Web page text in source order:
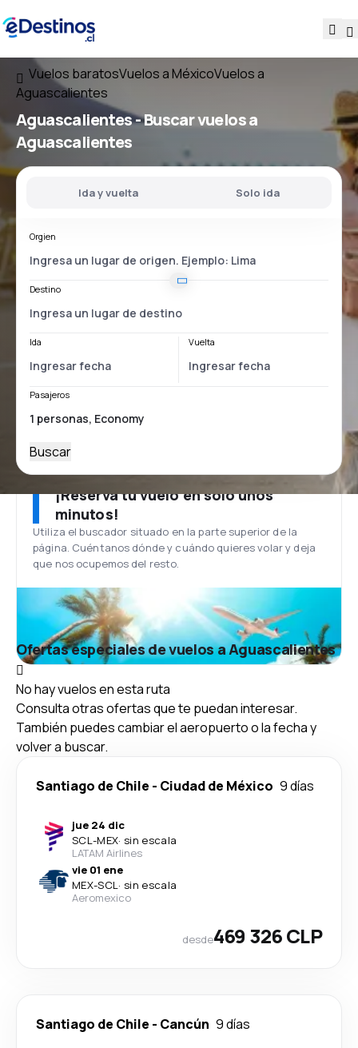
Vuelos baratosVuelos a MéxicoVuelos a
Aguascalientes
Aguascalientes - Buscar vuelos a
Aguascalientes
Ida y vuelta Solo ida
Orgien
Destino
Ida Vuelta
Pasajeros
Buscar
¡Reserva tu vuelo en solo unos
minutos!
Utiliza el buscador situado en la parte superior de la
página. Cuéntanos dónde y cuándo quieres volar y deja
que nos ocupemos del resto.
Ofertas especiales de vuelos a Aguascalientes
No hay vuelos en esta ruta
Consulta otras ofertas que te puedan interesar.
También puedes cambiar el aeropuerto o la fecha y
volver a buscar.
Santiago de Chile - Ciudad de México 9 días
jue 24 dic
SCL-MEX· sin escala
LATAM Airlines
vie 01 ene
MEX-SCL· sin escala
Aeromexico
desde469 326 CLP
Santiago de Chile - Cancún 9 días